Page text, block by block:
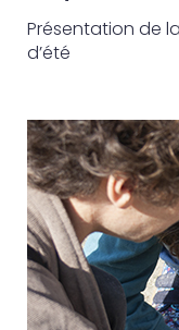
Présentation de
d’été